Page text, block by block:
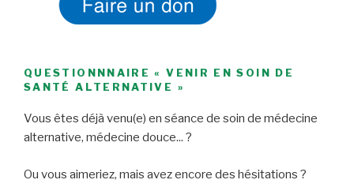
QUESTIONNNAIRE « VENIR EN SOIN DE
SANTÉ ALTERNATIVE »
Vous êtes déjà venu(e) en séance de soin de médecine
alternative, médecine douce... ?
Ou vous aimeriez, mais avez encore des hésitations ?